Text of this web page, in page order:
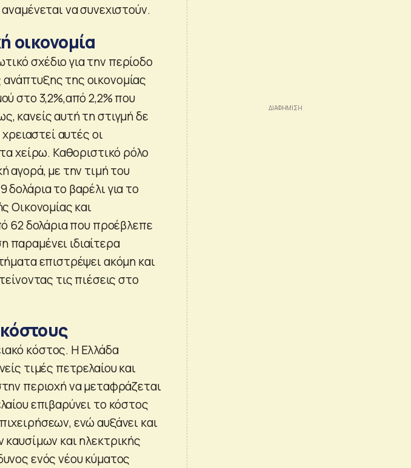
να συνεχιστούν.
οικονομία
σχέδιο για την περίοδο
της οικονομίας
στο 3,2%,από 2,2% που
κανείς αυτή τη στιγμή δε
αυτές οι
χείρω. Καθοριστικό ρόλο
αγορά, με την τιμή του
το βαρέλι για το
Οικονομίας και
62 δολάρια που προέβλεπε
ιδιαίτερα
επιστρέψει ακόμη και
τις πιέσεις στο
κόστος. Η Ελλάδα
τιμές πετρελαίου και
περιοχή να μεταφράζεται
επιβαρύνει το κόστος
ενώ αυξάνει και
και ηλεκτρικής
ενός νέου κύματος